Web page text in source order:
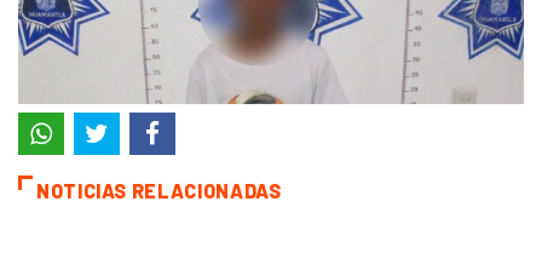
NOTICIAS RELACIONADAS